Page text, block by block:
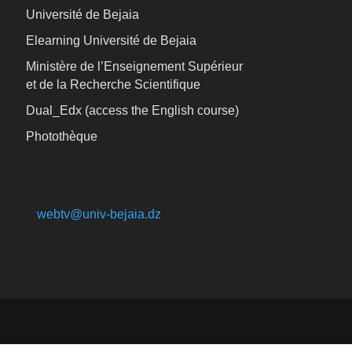
Université de Bejaia
Elearning Université de Bejaia
Ministère de l’Enseignement Supérieur
et de la Recherche Scientifique
Dual_Edx (access the English course)
Photothèque
webtv@univ-bejaia.dz